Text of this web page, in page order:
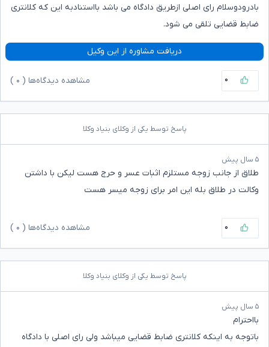
بادرودوسلام رای اصلی ازطریق دادگاه می باشد بااستنادبه این که کلانتری
ضابط قضایی تلقی می شود.
دریافت مشاوره از این وکیل
۰ مشاهده دیدگاه‌ها ( ۰
پاسخ توسط یکی از وکلای بنیاد وکلا
۵ سال پیش
طلاق از جانب زوجه مستلزم اثبات عسر و حرج هست لیکن با داشتن
وکالت در طلاق بله این امر برای زوجه میسر هست
۰ مشاهده دیدگاه‌ها ( ۰
پاسخ توسط یکی از وکلای بنیاد وکلا
۵ سال پیش
بااحترام
باتوجه به اینکه کلانتری ضابط قضایی میباشد ولی رای اصلی با دادگاه